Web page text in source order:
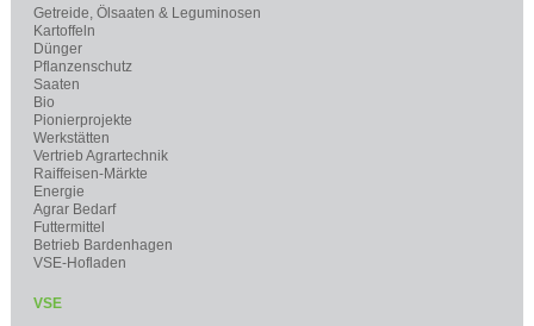
Getreide, Ölsaaten & Leguminosen
Kartoffeln
Dünger
Pflanzenschutz
Saaten
Bio
Pionierprojekte
Werkstätten
Vertrieb Agrartechnik
Raiffeisen-Märkte
Energie
Agrar Bedarf
Futtermittel
Betrieb Bardenhagen
VSE-Hofladen
VSE